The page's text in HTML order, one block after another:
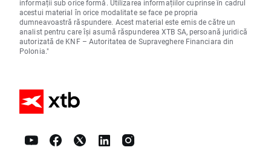
informații sub orice formă. Utilizarea informațiilor cuprinse în cadrul
acestui material în orice modalitate se face pe propria
dumneavoastră răspundere. Acest material este emis de către un
analist pentru care își asumă răspunderea XTB SA, persoană juridică
autorizată de KNF – Autoritatea de Supraveghere Financiara din
Polonia."